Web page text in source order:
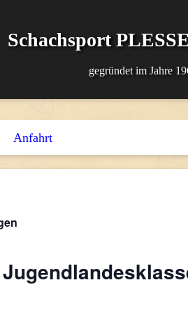
Schachsport
gegründet im Jahre
Anfahrt